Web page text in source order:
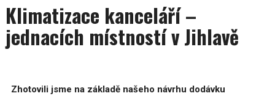
Klimatizace kanceláří –
jednacích místností v Jihlavě
Zhotovili jsme na základě našeho návrhu dodávku